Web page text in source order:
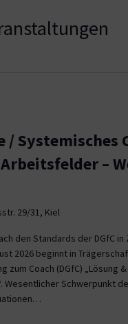
/ Systemisches
–
29/31, Kiel
den Standards der DGfC
2026 beginnt in
Coach (DGfC) „Lösung
Wesentlicher Schwerpunkt